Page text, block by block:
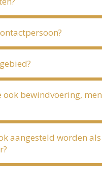
ook bewindvoering,
aangesteld worden als